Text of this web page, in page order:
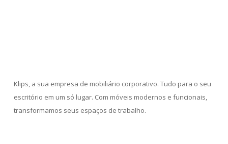
Klips, a sua empresa de mobiliário corporativo. Tudo para o seu
escritório em um só lugar. Com móveis modernos e funcionais,
transformamos seus espaços de trabalho.